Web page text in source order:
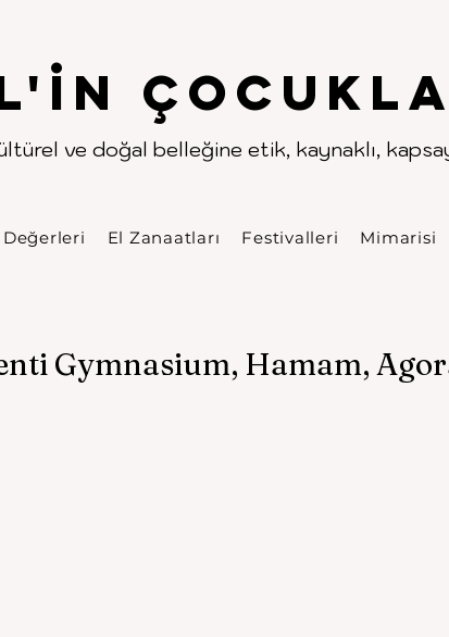
ve doğal belleğine etik, kaynaklı,
.
El Zanaatları Festivalleri Mimarisi
Gymnasium, Hamam,